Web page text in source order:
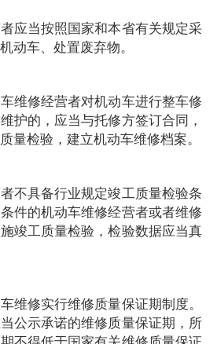
应当按照国家和本省有关规定采
动车、处置废弃物。
维修经营者对机动车进行整车修
护的，应当与托修方签订合同，
量检验，建立机动车维修档案。
不具备行业规定竣工质量检验条
件的机动车维修经营者或者维修
竣工质量检验，检验数据应当真
维修实行维修质量保证期制度。
公示承诺的维修质量保证期，所